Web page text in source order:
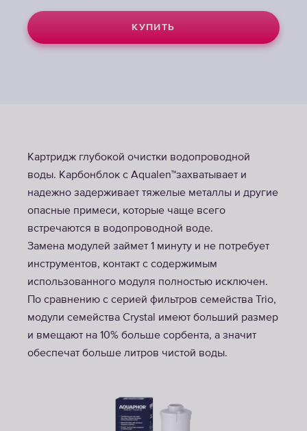
КУПИТЬ
Картридж глубокой очистки водопроводной
воды. Карбонблок с Aqualen™захватывает и
надежно задерживает тяжелые металлы и другие
опасные примеси, которые чаще всего
встречаются в водопроводной воде.
Замена модулей займет 1 минуту и не потребует
инструментов, контакт с содержимым
использованного модуля полностью исключен.
По сравнению с серией фильтров семейства Trio,
модули семейства Crystal имеют больший размер
и вмещают на 10% больше сорбента, а значит
обеспечат больше литров чистой воды.